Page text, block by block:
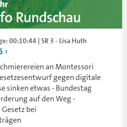
00:10:44 | SR 3 - Lisa Huth
an Montessori
gegen digitale
sinken etwas - Bundestag
auf den Weg -
bei